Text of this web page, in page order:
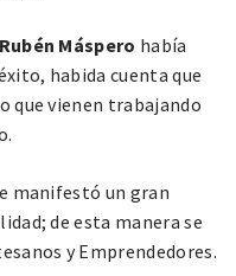
Rubén Máspero había
habida cuenta que
que vienen trabajando
manifestó un gran
de esta manera se
y Emprendedores.